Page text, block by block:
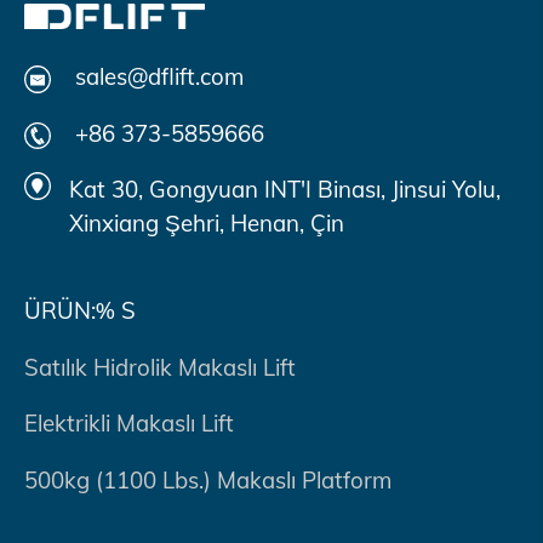
sales@dflift.com
+86 373-5859666
Kat 30, Gongyuan INT'I Binası, Jinsui Yolu,
Xinxiang Şehri, Henan, Çin
ÜRÜN:% S
Satılık Hidrolik Makaslı Lift
Elektrikli Makaslı Lift
500kg (1100 Lbs.) Makaslı Platform